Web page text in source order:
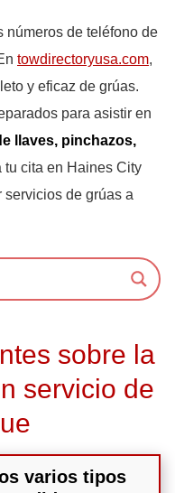
números de teléfono de
towdirectoryusa.com,
y eficaz de grúas.
para asistir en
llaves, pinchazos,
tu cita en Haines City
de grúas a
sobre la
servicio de
varios tipos